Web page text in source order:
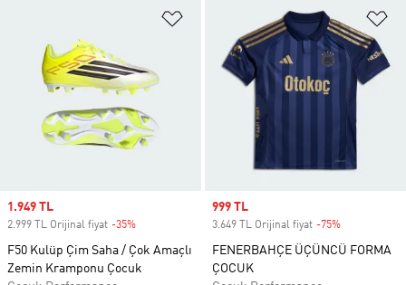
Favori Listesine Ekle
Sale price
1.949 TL
2.999 TL Orijinal fiyat -35%
F50 Kulüp Çim Saha / Çok Amaçlı
Zemin Kramponu Çocuk
Sale price
999 TL
3.649 TL Orijinal fiyat -75%
FENERBAHÇE ÜÇÜNCÜ FORMA
ÇOCUK